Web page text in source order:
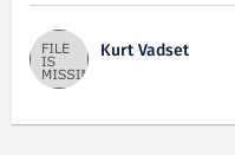
Kurt Vadset